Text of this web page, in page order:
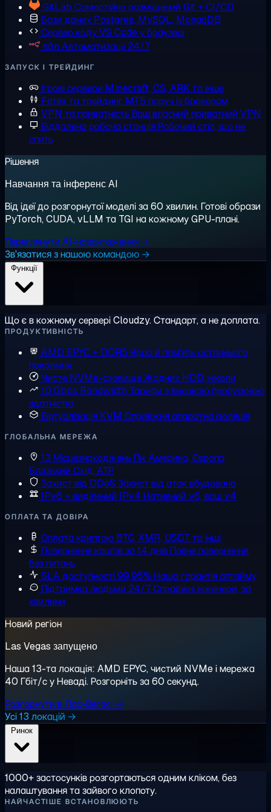
GitLab Самостійно розміщений Git + CI/CD
Бази даних Postgres, MySQL, MongoDB
Сервер кодуVS Code у браузері
n8n Автоматизації 24/7
ЗАПУСК І ТРЕЙДИНГ
Ігрові сервери Minecraft, CS, ARK та інше
Forex та трейдинг MT5 поруч із брокером
VPN та приватністьВаш власний приватний VPN
Віддалена робоча станціяРобочий стіл, що не
спить
Рішення
Навчання та інференс AI
Від ідеї до розгорнутої моделі за 60 хвилин. Готові образи
PyTorch, CUDA, vLLM та TGI на кожному GPU-плані.
Переглянути AI-навантаження →
Зв'язатися з нашою командою →
Що є в кожному сервері Cloudzy. Стандарт, а не доплата.
ПРОДУКТИВНІСТЬ
AMD EPYC + DDR5 Ядра й пам'ять останнього
покоління
Чисте NVMe-сховищеЖодних HDD, ніколи
10 Gbps Bandwidth Тарифи з високою пропускною
здатністю
Віртуалізація KVM Справжня апаратна ізоляція
ГЛОБАЛЬНА МЕРЕЖА
13 Місцезнаходжень Пн. Америка, Європа,
Близький Схід, АТР
Захист від DDoS Захист від атак вбудовано
IPv6 + виділений IPv4 Нативний v6, ваш v4
ОПЛАТА ТА ДОВІРА
Оплата криптою BTC, XMR, USDT та інші
Повернення коштів за 14 днів Повне повернення,
без питань
SLA доступності 99,95% Наша гарантія аптайму
Підтримка людьми 24/7Справжні інженери, за
хвилини
Новий регіон
Las Vegas запущено
Наша 13-та локація: AMD EPYC, чистий NVMe і мережа
40 Гбіт/с у Неваді. Розгорніть за 60 секунд.
Розгорнути в Лас-Вегасі →
Усі 13 локацій →
1000+ застосунків розгортаються одним кліком, без
налаштування та зайвого клопоту.
НАЙЧАСТІШЕ ВСТАНОВЛЮЮТЬ